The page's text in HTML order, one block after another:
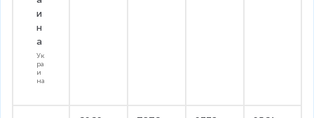
Ук
ра
и
на